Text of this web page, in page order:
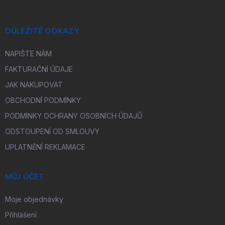
DŮLEŽITÉ ODKAZY
NAPIŠTE NÁM
FAKTURAČNÍ ÚDAJE
JAK NAKUPOVAT
OBCHODNÍ PODMÍNKY
PODMÍNKY OCHRANY OSOBNÍCH ÚDAJŮ
ODSTOUPENÍ OD SMLOUVY
UPLATNĚNÍ REKLAMACE
MŮJ ÚČET
Moje objednávky
Přihlášení